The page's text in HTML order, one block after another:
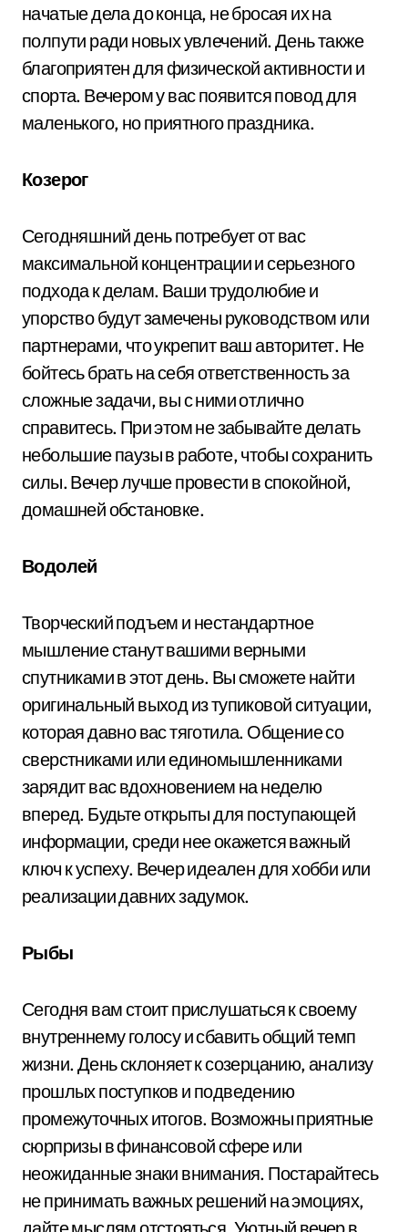
начатые дела до конца, не бросая их на
полпути ради новых увлечений. День также
благоприятен для физической активности и
спорта. Вечером у вас появится повод для
маленького, но приятного праздника.
Козерог
Сегодняшний день потребует от вас
максимальной концентрации и серьезного
подхода к делам. Ваши трудолюбие и
упорство будут замечены руководством или
партнерами, что укрепит ваш авторитет. Не
бойтесь брать на себя ответственность за
сложные задачи, вы с ними отлично
справитесь. При этом не забывайте делать
небольшие паузы в работе, чтобы сохранить
силы. Вечер лучше провести в спокойной,
домашней обстановке.
Водолей
Творческий подъем и нестандартное
мышление станут вашими верными
спутниками в этот день. Вы сможете найти
оригинальный выход из тупиковой ситуации,
которая давно вас тяготила. Общение со
сверстниками или единомышленниками
зарядит вас вдохновением на неделю
вперед. Будьте открыты для поступающей
информации, среди нее окажется важный
ключ к успеху. Вечер идеален для хобби или
реализации давних задумок.
Рыбы
Сегодня вам стоит прислушаться к своему
внутреннему голосу и сбавить общий темп
жизни. День склоняет к созерцанию, анализу
прошлых поступков и подведению
промежуточных итогов. Возможны приятные
сюрпризы в финансовой сфере или
неожиданные знаки внимания. Постарайтесь
не принимать важных решений на эмоциях,